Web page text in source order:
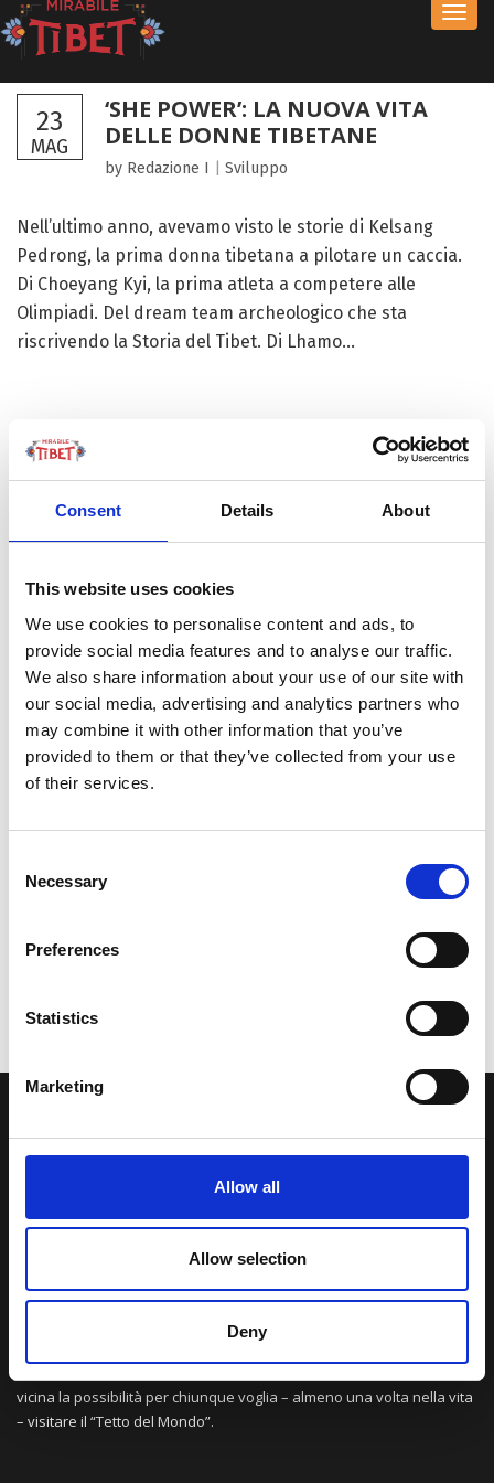
Consent Details About
This website uses cookies
We use cookies to personalise content and ads, to
provide social media features and to analyse our traffic.
We also share information about your use of our site with
our social media, advertising and analytics partners who
may combine it with other information that you’ve
provided to them or that they’ve collected from your use
of their services.
Selection
Necessary
Preferences
Statistics
Marketing
Allow all
Allow selection
Deny
23
MAG
‘SHE POWER’: LA NUOVA VITA
DELLE DONNE TIBETANE
by Redazione I Sviluppo
Nell’ultimo anno, avevamo visto le storie di Kelsang
Pedrong, la prima donna tibetana a pilotare un caccia.
Di Choeyang Kyi, la prima atleta a competere alle
Olimpiadi. Del dream team archeologico che sta
riscrivendo la Storia del Tibet. Di Lhamo...
FOCUS TIBET
Una comunità di appassionati della cultura tibetana che hanno
avuto modo di viaggiare e conoscere questa meravigliosa regione.
paesaggi e la sua gente è capace di riempire il cuore.
vicina la possibilità per chiunque voglia – almeno una volta nella vita
– visitare il “Tetto del Mondo”.